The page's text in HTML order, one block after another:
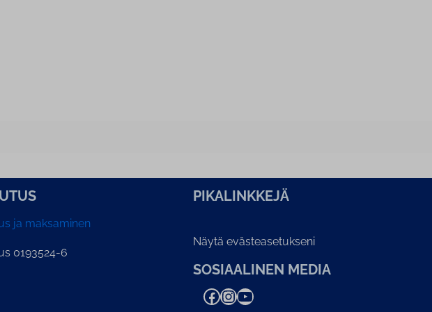
ja maksaminen
0193524-6
PI­KA­LINK­KE­JÄ
Näytä evästeasetukseni
SOSIAALINEN MEDIA
Facebook InstagramYouTube